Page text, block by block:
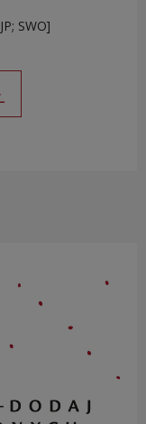
SWO]
will open in a new